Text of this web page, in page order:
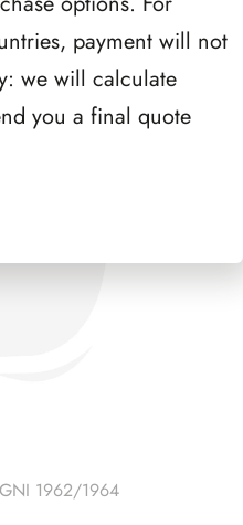
1962/1964
payment will not
we will calculate
you a final quote